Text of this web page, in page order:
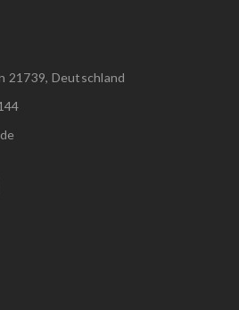
21739, Deutschland